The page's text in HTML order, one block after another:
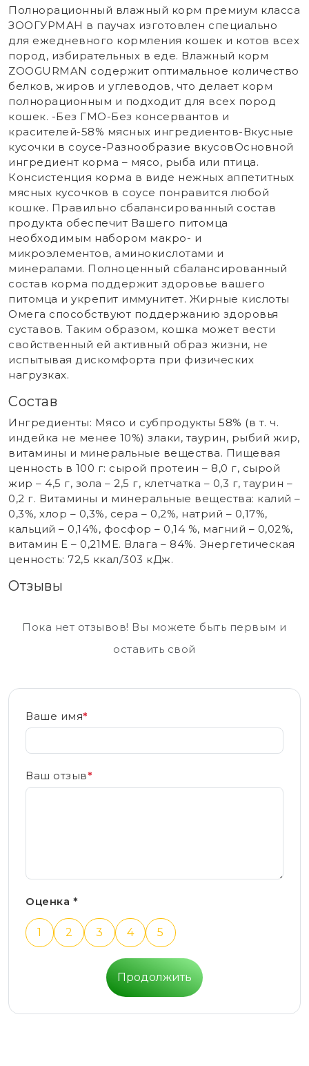
Полнорационный влажный корм премиум класса
ЗООГУРМАН в паучах изготовлен специально
для ежедневного кормления кошек и котов всех
пород, избирательных в еде. Влажный корм
ZOOGURMAN содержит оптимальное количество
белков, жиров и углеводов, что делает корм
полнорационным и подходит для всех пород
кошек. -Без ГМО-Без консервантов и
красителей-58% мясных ингредиентов-Вкусные
кусочки в соусе-Разнообразие вкусовОсновной
ингредиент корма – мясо, рыба или птица.
Консистенция корма в виде нежных аппетитных
мясных кусочков в соусе понравится любой
кошке. Правильно сбалансированный состав
продукта обеспечит Вашего питомца
необходимым набором макро- и
микроэлементов, аминокислотами и
минералами. Полноценный сбалансированный
состав корма поддержит здоровье вашего
питомца и укрепит иммунитет. Жирные кислоты
Омега способствуют поддержанию здоровья
суставов. Таким образом, кошка может вести
свойственный ей активный образ жизни, не
испытывая дискомфорта при физических
нагрузках.
Состав
Ингредиенты: Мясо и субпродукты 58% (в т. ч.
индейка не менее 10%) злаки, таурин, рыбий жир,
витамины и минеральные вещества. Пищевая
ценность в 100 г: сырой протеин – 8,0 г, сырой
жир – 4,5 г, зола – 2,5 г, клетчатка – 0,3 г, таурин –
0,2 г. Витамины и минеральные вещества: калий –
0,3%, хлор – 0,3%, сера – 0,2%, натрий – 0,17%,
кальций – 0,14%, фосфор – 0,14 %, магний – 0,02%,
витамин Е – 0,21МЕ. Влага – 84%. Энергетическая
ценность: 72,5 ккал/303 кДж.
Отзывы
Пока нет отзывов! Вы можете быть первым и
оставить свой
Ваше имя*
Ваш отзыв*
Оценка *
1 2 3 4 5
Продолжить